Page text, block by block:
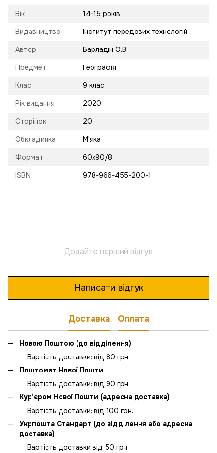
Вік 14-15 років
Видавництво Інститут передових технологій
Автор Барладін О.В.
Предмет Географія
Клас 9 клас
Рік видання 2020
Сторінок 20
Обкладинка М'яка
Формат 60х90/8
ISBN 978-966-455-200-1
Додайте перший відгук
Написати відгук
Доставка Оплата
Новою Поштою (до відділення)
Вартість доставки: від 80 грн.
Поштомат Нової Пошти
Вартість доставки: від 90 грн.
Кур’єром Нової Пошти (адресна доставка)
Вартість доставки: від 100 грн.
Укрпошта Стандарт (до відділення або адресна
доставка)
Вартість доставки від 50 грн